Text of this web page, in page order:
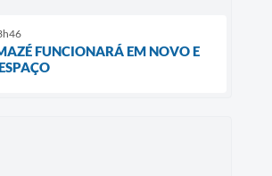
FUNCIONARÁ EM NOVO E